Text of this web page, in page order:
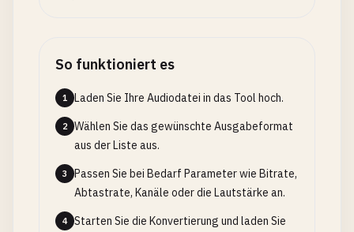
So funktioniert es
1 Laden Sie Ihre Audiodatei in das Tool hoch.
2
Wählen Sie das gewünschte Ausgabeformat
aus der Liste aus.
3
Passen Sie bei Bedarf Parameter wie Bitrate,
Abtastrate, Kanäle oder die Lautstärke an.
4
Starten Sie die Konvertierung und laden Sie